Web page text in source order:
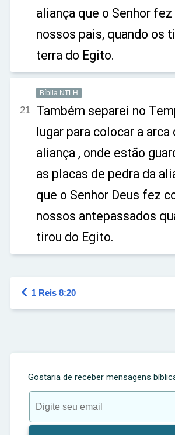
aliança que o Senhor
nossos pais, quando os
terra do Egito.
Bíblia NTLH
21 Também separei no
lugar para colocar a arca
aliança , onde estão
as placas de pedra da
que o Senhor Deus fez
nossos antepassados
tirou do Egito.
 1 Reis 8:20
Gostaria de receber mensagens